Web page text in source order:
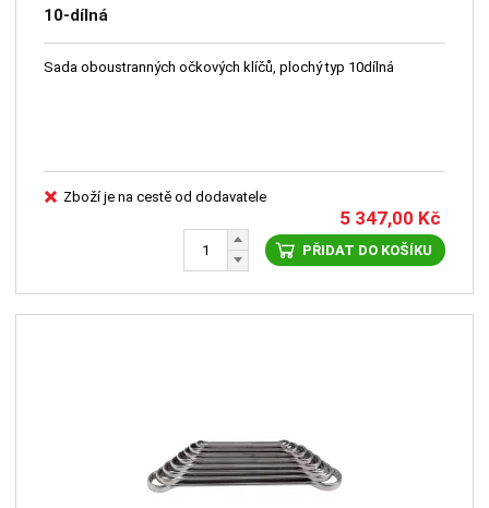
10-dílná
Sada oboustranných očkových klíčů, plochý typ 10dílná
Zboží je na cestě od dodavatele
5 347,00 Kč
PŘIDAT DO KOŠÍKU